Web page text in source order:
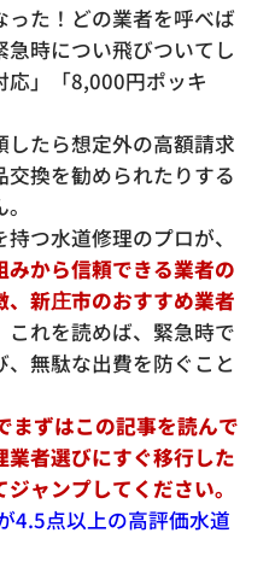
った！どの業者を呼べば
時につい飛びついてし
応」「8,000円ポッキ
したら想定外の高額請求
換を勧められたりする
つ水道修理のプロが、
から信頼できる業者の
新庄市のおすすめ業者
れを読めば、緊急時で
無駄な出費を防ぐこと
まずはこの記事を読んで
業者選びにすぐ移行した
ャンプしてください。
4.5点以上の高評価水道